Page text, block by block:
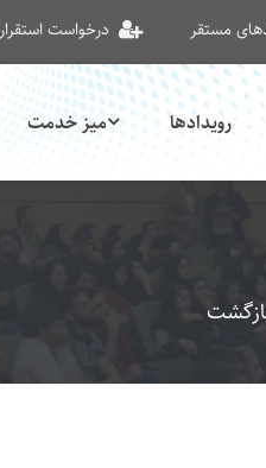
مستقر درخواست استقرار
رویدادها میز خدمت